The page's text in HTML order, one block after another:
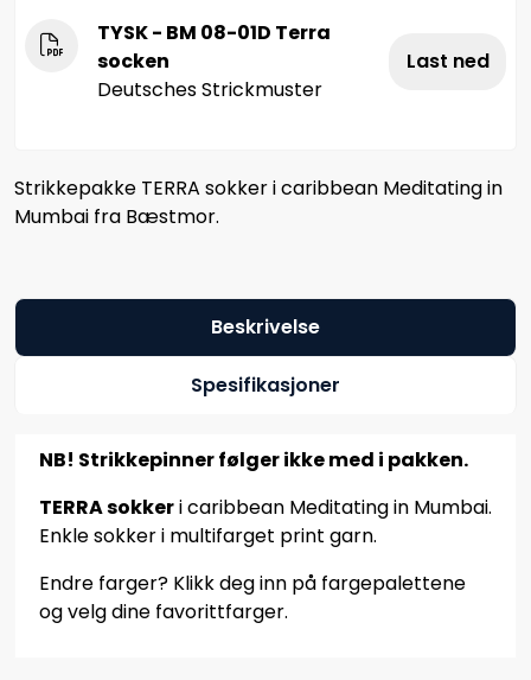
TYSK - BM 08-01D Terra
socken
Deutsches Strickmuster
Last ned
Strikkepakke TERRA sokker i caribbean Meditating in
Mumbai fra Bæstmor.
Beskrivelse
Spesifikasjoner
NB! Strikkepinner følger ikke med i pakken.
TERRA sokkeri caribbean Meditating in Mumbai.
Enkle sokker i multifarget print garn.
Endre farger? Klikk deg inn på fargepalettene
og velg dine favorittfarger.